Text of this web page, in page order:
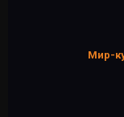
Мир-